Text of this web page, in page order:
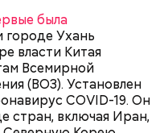
была
городе Ухань
власти Китая
Всемирной
(ВОЗ). Установлен
COVID-19. Он
стран, включая Иран,
считали
и детей. Ему
и все тушить 10
можно заменить
заправить солью,
в холодном
укропом.